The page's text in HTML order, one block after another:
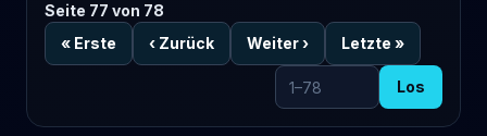
Seite 77 von 78
« Erste ‹ Zurück Weiter› Letzte »
Zur Seite
Los